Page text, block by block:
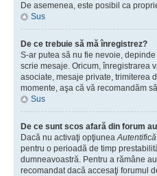
De asemenea, este posibil ca
Sus
De ce trebuie să mă înregistrez?
S-ar putea să nu fie nevoie,
scrie mesaje. Oricum, înregistrarea
asociate, mesaje private, trimiterea
momente, aşa că vă recomandăm
Sus
De ce sunt scos afară din forum
Dacă nu activaţi opţiunea
pentru o perioadă de timp
dumneavoastră. Pentru a rămâne
recomandat dacă accesaţi forumul